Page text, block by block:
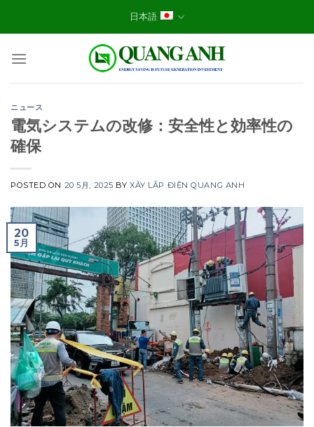
日本語
ニュース
電気システムの改修：安全性と効率性の
確保
POSTED ON 20 5月, 2025 BYXÂY LẮP ĐIỆN QUANG ANH
20
5月